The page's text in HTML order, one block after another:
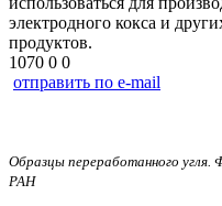
электродного кокса и
продуктов.
1070 0 0
отправить по e-mail
Образцы переработанного
РАН